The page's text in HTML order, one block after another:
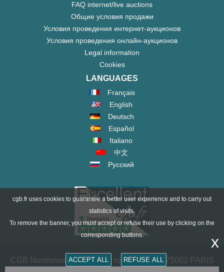
FAQ internet/live auctions
Общие условия продажи
Условия проведения интернет-аукционов
Условия проведения онлайн-аукционов
Legal information
Cookies
LANGUAGES
Français
English
Deutsch
Español
Italiano
中文
Русский
CGB Numismatics Paris - 36 rue Vivienne - 75002 PARIS
cgb.fr uses cookies to guarantee a better user experience and to carry out
statistics of visits.
To remove the banner, you must accept or refuse their use by clicking on the
corresponding buttons.
ACCEPT ALL REFUSE ALL
x